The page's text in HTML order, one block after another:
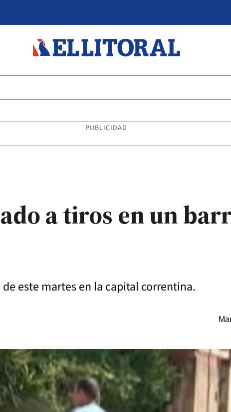
PUBLICIDAD
a tiros en un
este martes en la capital correntina.